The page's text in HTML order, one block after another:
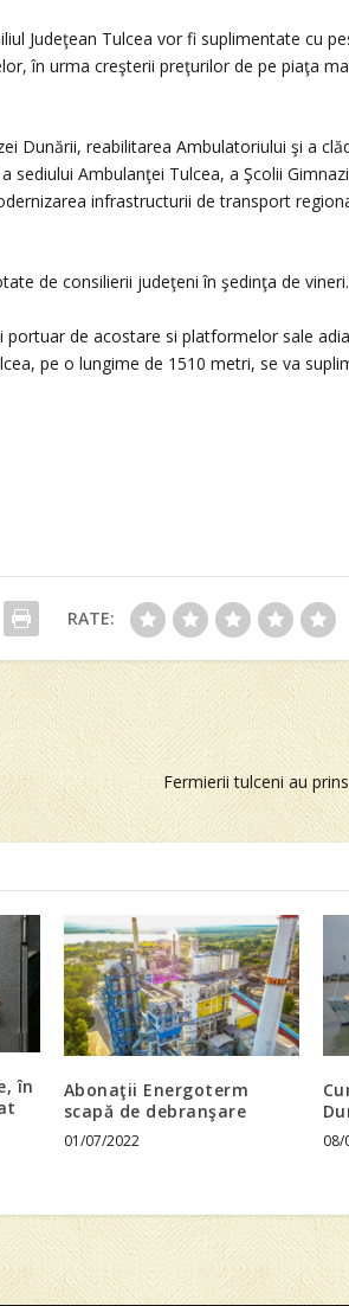
Judeţean Tulcea vor fi suplimentate cu
în urma creşterii preţurilor de pe piaţa
Dunării, reabilitarea Ambulatoriului şi a
Ambulanţei Tulcea, a Şcolii
infrastructurii de transport
de consilierii judeţeni în şedinţa de vineri.
de acostare si platformelor sale
pe o lungime de 1510 metri, se va
RATE:
Fermierii tulceni au
în
Abonaţii Energoterm
scapă de debranşare
01/07/2022 08/